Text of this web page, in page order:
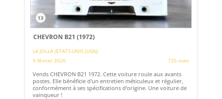
13
CHEVRON B21 (1972)
LA JOLLA (ETATS-UNIS (USA))
9 février 2026
725 vues
Vends CHEVRON B21 1972. Cette voiture roule aux avants
postes. Elle bénéficie d'un entretien méticuleux et régulier,
conformément à ses spécifications d'origine. Une voiture de
vainqueur !